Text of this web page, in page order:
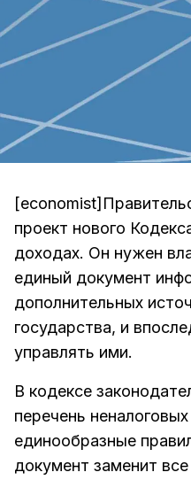
проект нового
доходах. Он нужен
единый документ
дополнительных
государства, и
управлять ими.
В кодексе
перечень
единообразные
документ заменит